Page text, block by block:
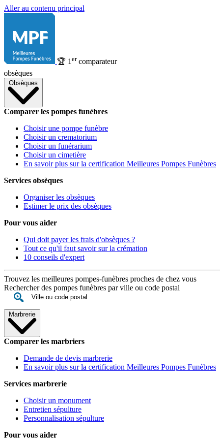
Aller au contenu principal
🏆 1 ercomparateur
obsèques
Obsèques
Comparer les pompes funèbres
Choisir une pompe funèbre
Choisir un crematorium
Choisir un funérarium
Choisir un cimetière
En savoir plus sur la certification Meilleures Pompes Funèbres
Services obsèques
Organiser les obsèques
Estimer le prix des obsèques
Pour vous aider
Qui doit payer les frais d'obsèques ?
Tout ce qu'il faut savoir sur la crémation
10 conseils d'expert
Trouvez les meilleures pompes-funèbres proches de chez vous
Rechercher des pompes funèbres par ville ou code postal
Marbrerie
Comparer les marbriers
Demande de devis marbrerie
En savoir plus sur la certification Meilleures Pompes Funèbres
Services marbrerie
Choisir un monument
Entretien sépulture
Personnalisation sépulture
Pour vous aider